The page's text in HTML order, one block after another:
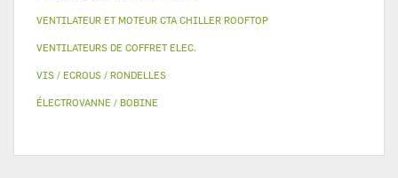
VENTILATEUR ET MOTEUR CTA CHILLER ROOFTOP
VENTILATEURS DE COFFRET ELEC.
VIS / ECROUS / RONDELLES
ÉLECTROVANNE / BOBINE